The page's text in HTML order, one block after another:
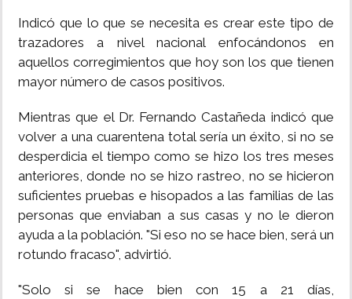
Indicó que lo que se necesita es crear este tipo de
trazadores a nivel nacional enfocándonos en
aquellos corregimientos que hoy son los que tienen
mayor número de casos positivos.
Mientras que el Dr. Fernando Castañeda indicó que
volver a una cuarentena total sería un éxito, si no se
desperdicia el tiempo como se hizo los tres meses
anteriores, donde no se hizo rastreo, no se hicieron
suficientes pruebas e hisopados a las familias de las
personas que enviaban a sus casas y no le dieron
ayuda a la población. "Si eso no se hace bien, será un
rotundo fracaso", advirtió.
"Solo si se hace bien con 15 a 21 días,